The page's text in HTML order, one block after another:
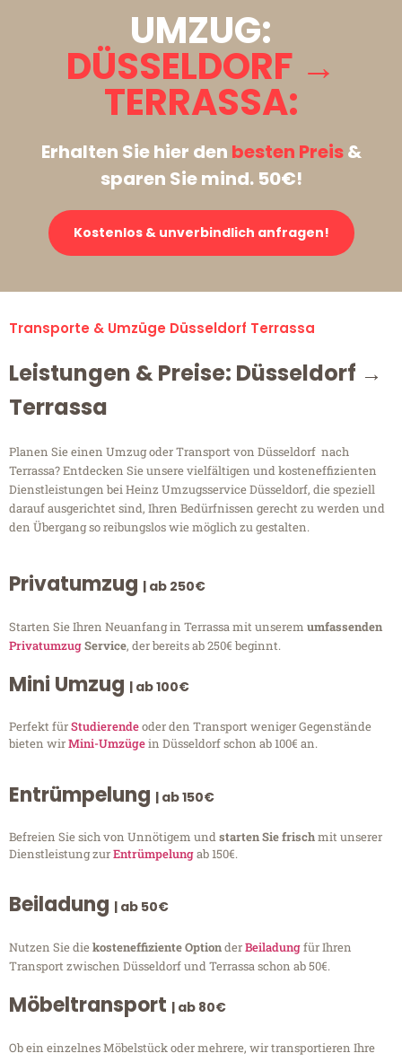
UMZUG:
DÜSSELDORF →
TERRASSA:
Erhalten Sie hier den besten Preis&
sparen Sie mind. 50€!
Kostenlos & unverbindlich anfragen!
Transporte & Umzüge Düsseldorf Terrassa
Leistungen & Preise: Düsseldorf →
Terrassa
Planen Sie einen Umzug oder Transport von Düsseldorf nach
Terrassa? Entdecken Sie unsere vielfältigen und kosteneffizienten
Dienstleistungen bei Heinz Umzugsservice Düsseldorf, die speziell
darauf ausgerichtet sind, Ihren Bedürfnissen gerecht zu werden und
den Übergang so reibungslos wie möglich zu gestalten.
Privatumzug | ab 250€
Starten Sie Ihren Neuanfang in Terrassa mit unserem umfassenden
PrivatumzugService, der bereits ab 250€ beginnt.
Mini Umzug | ab 100€
Perfekt fürStudierendeoder den Transport weniger Gegenstände
bieten wirMini-Umzügein Düsseldorf schon ab 100€ an.
Entrümpelung | ab 150€
Befreien Sie sich von Unnötigem undstarten Sie frischmit unserer
Dienstleistung zurEntrümpelungab 150€.
Beiladung | ab 50€
Nutzen Sie diekosteneffiziente OptionderBeiladungfür Ihren
Transport zwischen Düsseldorf und Terrassa schon ab 50€.
Möbeltransport | ab 80€
Ob ein einzelnes Möbelstück oder mehrere, wir transportieren Ihre